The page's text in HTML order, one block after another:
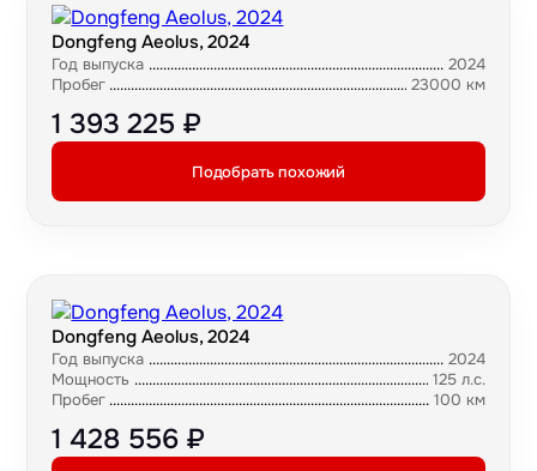
Dongfeng Aeolus, 2024
Год выпуска
2024
Пробег
23000 км
1 393 225 ₽
Подобрать похожий
Dongfeng Aeolus, 2024
Год выпуска
2024
Мощность
125 л.с.
Пробег
100 км
1 428 556 ₽